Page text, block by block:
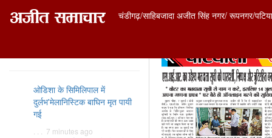
चंडीगढ़/साहिबजादा अजीत सिंह नगर/ रूपनगर/
ओडिशा के सिमिलिपाल में
दुर्लभ'मेलानिस्टिक बाघिन मृत पायी
गई
. . . 7 minutes ago